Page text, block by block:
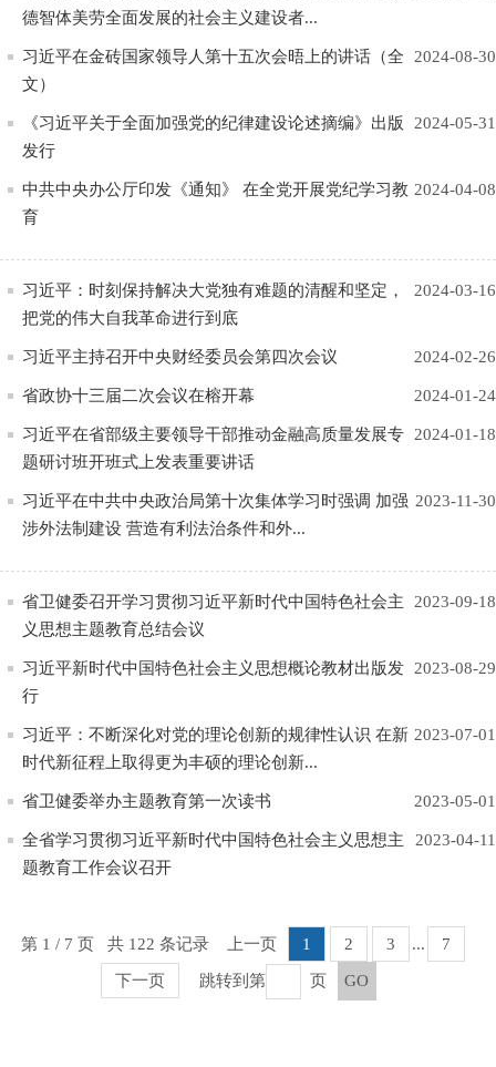
德智体美劳全面发展的社会主义建设者...
2024-08-30
习近平在金砖国家领导人第十五次会晤上的讲话（全
文）
2024-05-31
《习近平关于全面加强党的纪律建设论述摘编》出版
发行
2024-04-08
中共中央办公厅印发《通知》 在全党开展党纪学习教
育
2024-03-16
习近平：时刻保持解决大党独有难题的清醒和坚定，
把党的伟大自我革命进行到底
2024-02-26
习近平主持召开中央财经委员会第四次会议
2024-01-24
省政协十三届二次会议在榕开幕
2024-01-18
习近平在省部级主要领导干部推动金融高质量发展专
题研讨班开班式上发表重要讲话
2023-11-30
习近平在中共中央政治局第十次集体学习时强调 加强
涉外法制建设 营造有利法治条件和外...
2023-09-18
省卫健委召开学习贯彻习近平新时代中国特色社会主
义思想主题教育总结会议
2023-08-29
习近平新时代中国特色社会主义思想概论教材出版发
行
2023-07-01
习近平：不断深化对党的理论创新的规律性认识 在新
时代新征程上取得更为丰硕的理论创新...
2023-05-01
省卫健委举办主题教育第一次读书
2023-04-11
全省学习贯彻习近平新时代中国特色社会主义思想主
题教育工作会议召开
第 1 / 7 页 共 122 条记录 上一页 1 2 3 ... 7
下一页 跳转到第 页 GO